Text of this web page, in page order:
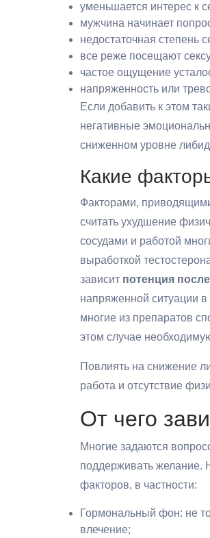
уменьшается интерес к
мужчина начинает
недостаточная степень
все реже посещают
частое ощущение
напряженность или
Если добавить к этом
негативные
сниженном уровне
Какие
Факторами,
считать ухудшение
сосудами и работой
выработкой
зависит потенция
напряженной ситуации в
многие из препаратов
этом случае
Повлиять на снижение
работа и отсутствие
От чего
Многие задаются
поддерживать желание.
факторов, в частности:
Гормональный фон: не
влечение;